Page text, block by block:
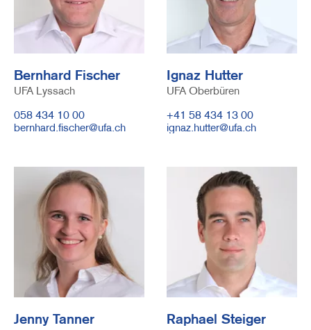
Bernhard Fischer
UFA Lyssach
Telefonnummer
058 434 10 00
E-
bernhard.fischer@ufa.ch
Ignaz Hutter
UFA Oberbüren
Telefonnummer
+41 58 434 13 00
E-
ignaz.hutter@ufa.ch
Jenny Tanner Raphael Steiger